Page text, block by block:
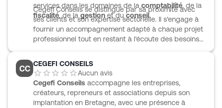
services dans les domaines de la comptabilité, de la
fiscalité, de la gestion et du conseil.
Cegefi Conseils se distingue par sa proximité avec
ses clients et son expertise sectorielle. Il s'engage à
fournir un accompagnement adapté à chaque projet
professionnel tout en restant à l'écoute des besoins
CC
CEGEFI CONSEILS
Aucun avis
Cegefi Conseils accompagne les entreprises,
créateurs, repreneurs et associations depuis son
implantation en Bretagne, avec une présence à